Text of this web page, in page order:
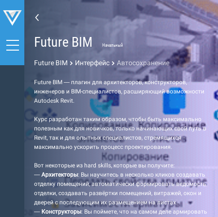
Future BIM Начальный
Future BIM Интерфейс Автосохранение
Future BIM — плагин для архитекторов, конструкторов,
инженеров и BIM-специалистов, расширяющий возможности
Autodesk Revit.
Курс разработан таким образом, чтобы быть максимально
полезным как для новичков, только начинающих свой путь в
Revit, так и для опытных специалистов, стремящихся
максимально ускорить процесс проектирования.
Вот некоторые из hard skills, которые вы получите:
— Архитекторы: Вы научитесь в несколько кликов создавать
отделку помещений, автоматически формировать ведомость
отделки, создавать развёртки помещений, витражей, окон и
дверей с последующим их размещением на листах.
— Конструкторы: Вы поймете, что на самом деле армировать